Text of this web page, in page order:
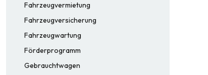
Fahrzeugvermietung
Fahrzeugversicherung
Fahrzeugwartung
Förderprogramm
Gebrauchtwagen